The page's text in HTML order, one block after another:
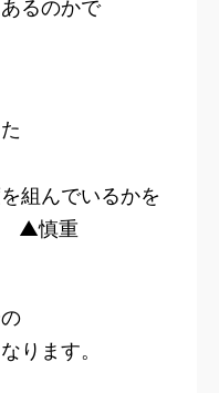
るのかで
組んでいるかを
慎重
ります。